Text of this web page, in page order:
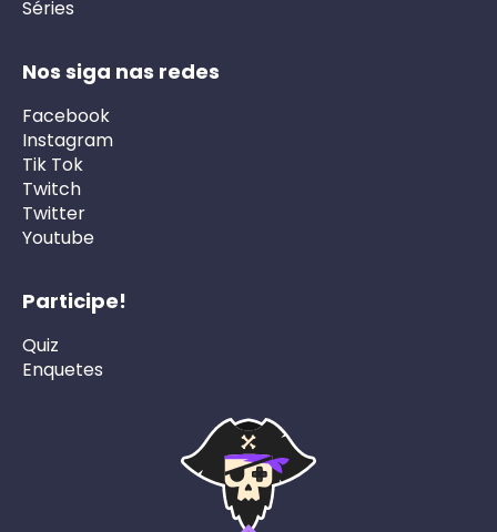
Séries
Nos siga nas redes
Facebook
Instagram
Tik Tok
Twitch
Twitter
Youtube
Participe!
Quiz
Enquetes